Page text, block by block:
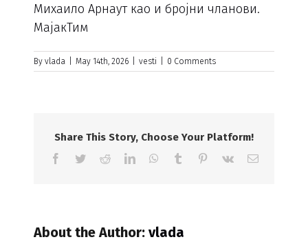
Михаило Арнаут као и бројни чланови.
МајакТим
Byvlada May 14th, 2026 vesti 0 Comments
Share This Story, Choose Your Platform!
Facebook
TwitterRedditLinkedInWhatsApp
Tumblr Pinterest
Vk Email
About the Author:vlada